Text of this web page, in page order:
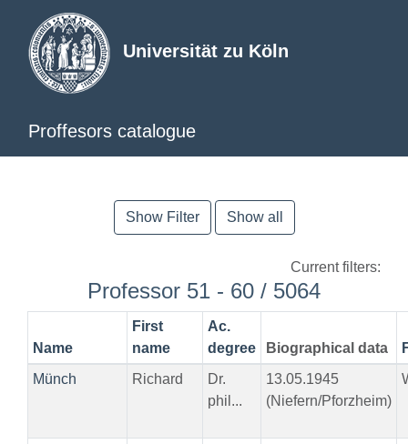
Universität zu Köln
Proffesors catalogue
Show Filter Show all
Current filters:
Professor 51 - 60 / 5064
Name
First
name
Ac.
degree
Biographical data
Münch
Richard
Dr.
phil...
13.05.1945
(Niefern/Pforzheim)